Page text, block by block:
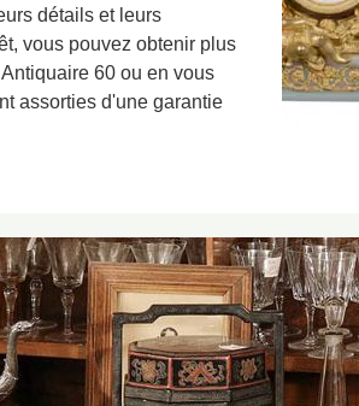
détails et leurs
vous pouvez obtenir plus
60 ou en vous
assorties d'une garantie